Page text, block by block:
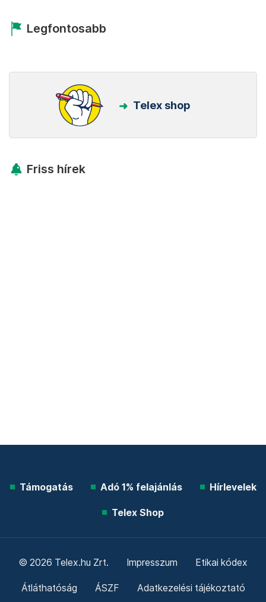
Legfontosabb
Telex shop
Friss hírek
Támogatás Adó 1% felajánlás Hírlevelek
Telex Shop
© 2026 Telex.hu Zrt. Impresszum Etikai kódex
Átláthatóság ÁSZF Adatkezelési tájékoztató